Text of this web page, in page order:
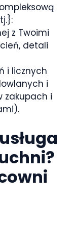
z Twoimi
detali
i licznych
i
zakupach i